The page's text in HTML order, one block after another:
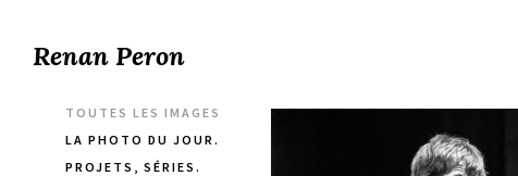
Renan Peron
TOUTES LES IMAGES
LA PHOTO DU JOUR.
PROJETS, SÉRIES.